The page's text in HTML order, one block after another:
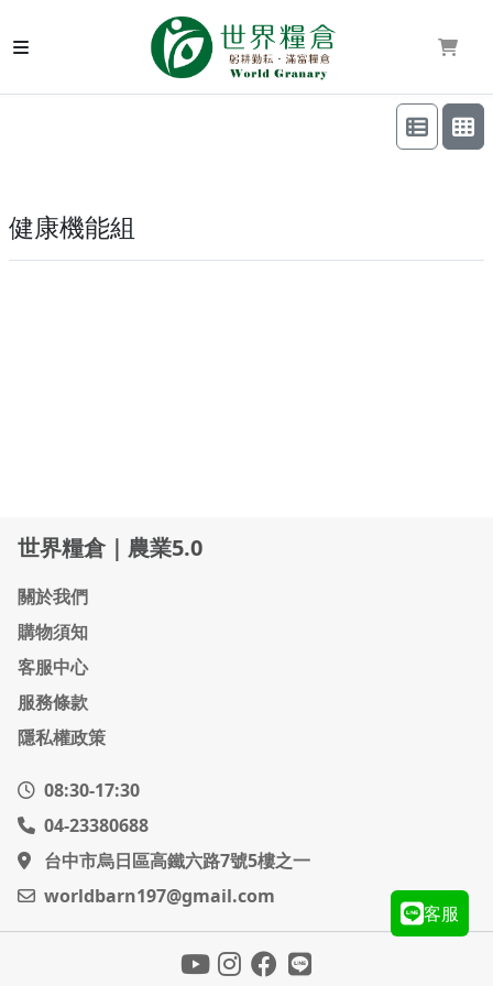
健康機能組
客服
世界糧倉｜農業5.0
關於我們
購物須知
客服中心
服務條款
隱私權政策
08:30-17:30
04-23380688
台中市烏日區高鐵六路7號5樓之一
worldbarn197@gmail.com